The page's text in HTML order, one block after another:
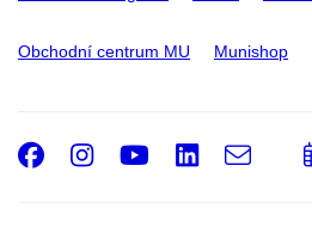
Obchodní centrum MU Munishop
Facebook
Instagram
Youtube
e-